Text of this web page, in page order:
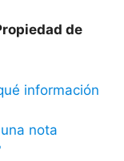
de
información
nota